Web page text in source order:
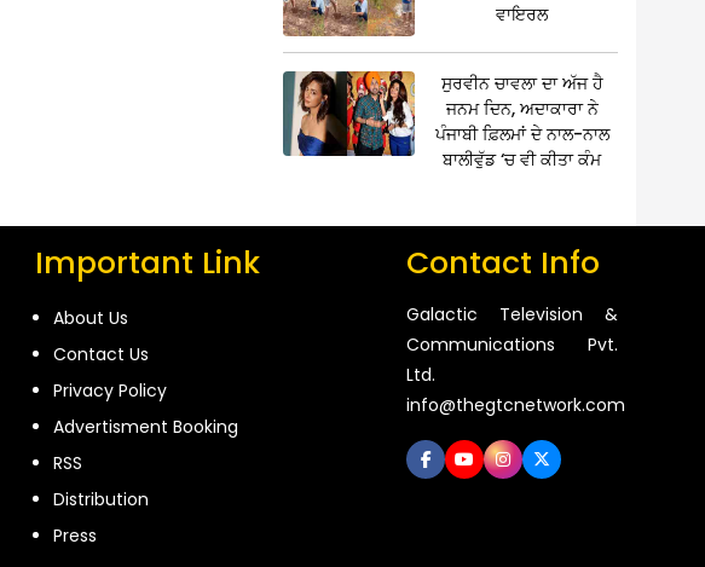
ਵਾਇਰਲ
ਸੁਰਵੀਨ ਚਾਵਲਾ ਦਾ ਅੱਜ ਹੈ
ਜਨਮ ਦਿਨ, ਅਦਾਕਾਰਾ ਨੇ
ਪੰਜਾਬੀ ਫ਼ਿਲਮਾਂ ਦੇ ਨਾਲ-ਨਾਲ
ਬਾਲੀਵੁੱਡ ‘ਚ ਵੀ ਕੀਤਾ ਕੰਮ
Important Link
About Us
Contact Us
Privacy Policy
Advertisment Booking
RSS
Distribution
Press
Contact Info
Galactic Television &
Communications Pvt.
Ltd.
info@thegtcnetwork.com